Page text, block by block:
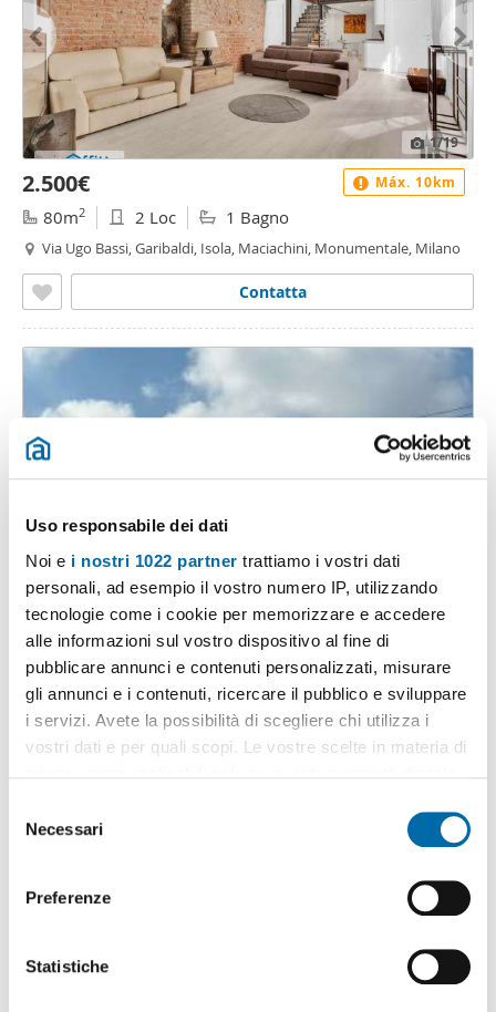
Uso responsabile dei dati
Noi e i nostri 1022 partner trattiamo i vostri dati
personali, ad esempio il vostro numero IP, utilizzando
tecnologie come i cookie per memorizzare e accedere
alle informazioni sul vostro dispositivo al fine di
pubblicare annunci e contenuti personalizzati, misurare
gli annunci e i contenuti, ricercare il pubblico e sviluppare
i servizi. Avete la possibilità di scegliere chi utilizza i
vostri dati e per quali scopi. Le vostre scelte in materia di
modificare o revocare il proprio consenso in qualsiasi
momento dalla Dichiarazione sui cookie o facendo clic
raccogliere informazioni sulla tua posizione
geografica, con un'approssimazione di qualche
Necessari
Preferenze
Statistiche
1/19
2.500€
80m2 2 Loc 1 Bagno
Via Ugo Bassi, Garibaldi, Isola, Maciachini, Monumentale, Milano
Contatta
Máx. 10km
1.350€
80m2 2 Loc 2 Bagni
Via Pietro Borsieri, Garibaldi, Isola, Maciachini, Monumentale,
Milano
Contatta
Máx. 10km